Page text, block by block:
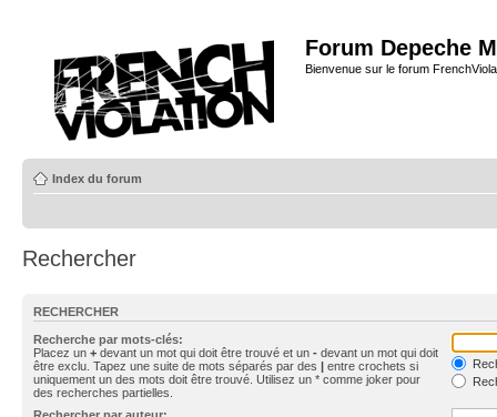
Forum Depeche
Bienvenue sur le forum
Index du forum
Rechercher
RECHERCHER
Recherche par mots-clés:
Placez un + devant un mot qui doit être trouvé et un - devant un mot qui doit
être exclu. Tapez une suite de mots séparés par des | entre crochets si
uniquement un des mots doit être trouvé. Utilisez un * comme joker pour
des recherches partielles.
Rechercher par auteur: